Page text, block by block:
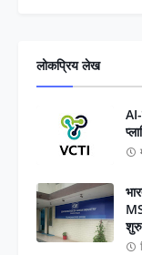
लोकप्रिय लेख